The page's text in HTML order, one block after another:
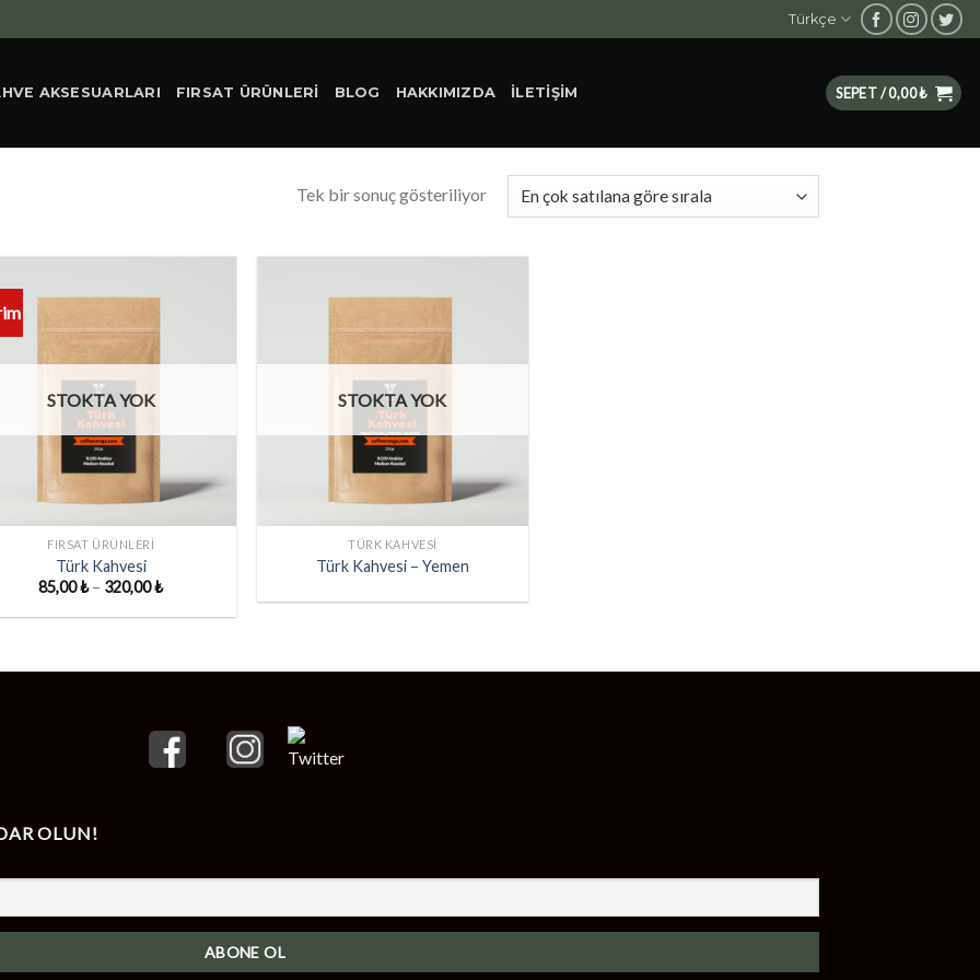
Türkçe
AKSESUARLARI FIRSAT ÜRÜNLERI BLOG HAKKIMIZDA İLETIŞIM SEPET /0,00₺
Tek bir sonuç gösteriliyor
STOKTA YOK
FIRSAT ÜRÜNLERI
Türk Kahvesi
85,00₺ – 320,00₺Fiyat
85,00 ₺
STOKTA YOK
TÜRK KAHVESI
Türk Kahvesi – Yemen
OLUN!